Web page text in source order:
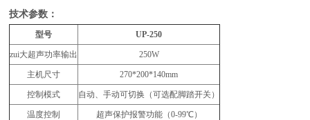
技术参数：
型号 UP-250
zui大超声功率输出 250W
主机尺寸 270*200*140mm
控制模式 自动、手动可切换（可选配脚踏开关）
温度控制 超声保护报警功能（0-99℃）